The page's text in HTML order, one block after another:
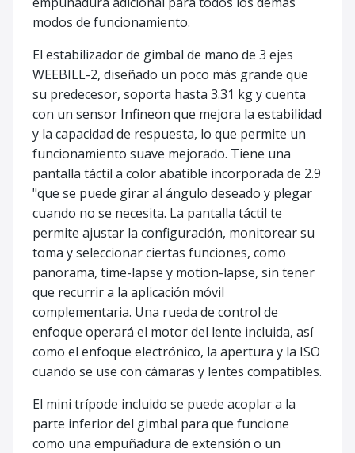
modos de funcionamiento.
El estabilizador de gimbal de mano de 3 ejes
WEEBILL-2, diseñado un poco más grande que
su predecesor, soporta hasta 3.31 kg y cuenta
con un sensor Infineon que mejora la estabilidad
y la capacidad de respuesta, lo que permite un
funcionamiento suave mejorado. Tiene una
pantalla táctil a color abatible incorporada de 2.9
"que se puede girar al ángulo deseado y plegar
cuando no se necesita. La pantalla táctil te
permite ajustar la configuración, monitorear su
toma y seleccionar ciertas funciones, como
panorama, time-lapse y motion-lapse, sin tener
que recurrir a la aplicación móvil
complementaria. Una rueda de control de
enfoque operará el motor del lente incluida, así
como el enfoque electrónico, la apertura y la ISO
cuando se use con cámaras y lentes compatibles.
El mini trípode incluido se puede acoplar a la
parte inferior del gimbal para que funcione
como una empuñadura de extensión o un